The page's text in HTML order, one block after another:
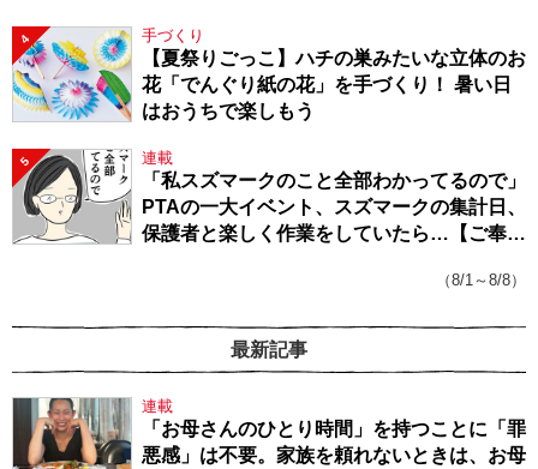
4 手づくり
【夏祭りごっこ】ハチの巣みたいな立体のお
花「でんぐり紙の花」を手づくり！ 暑い日
はおうちで楽しもう
5 連載
「私スズマークのこと全部わかってるので」
PTAの一大イベント、スズマークの集計日、
保護者と楽しく作業をしていたら…【ご奉仕
（8/1～8/8）
最新記事
連載
「お母さんのひとり時間」を持つことに「罪
悪感」は不要。家族を頼れないときは、お母